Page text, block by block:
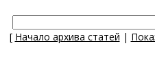
[ Начало архива статей |